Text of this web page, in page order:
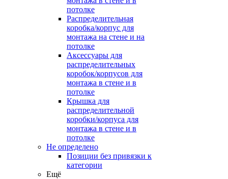
потолке
Распределительная
коробка/корпус для
монтажа на стене и на
потолке
Аксессуары для
распределительных
коробок/корпусов для
монтажа в стене и в
потолке
Крышка для
распределительной
коробки/корпуса для
монтажа в стене и в
потолке
Не определено
Позиции без привязки к
категории
Ещё